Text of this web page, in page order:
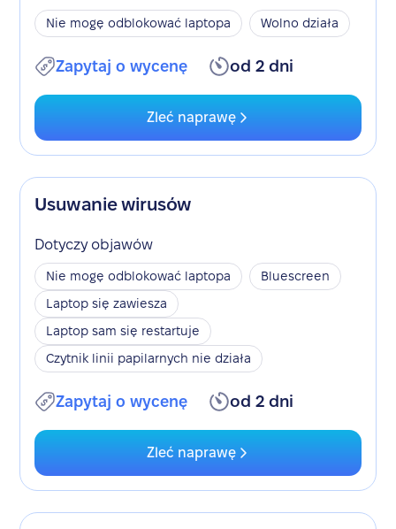
Nie mogę odblokować laptopa Wolno działa
Zapytaj o wycenę od 2 dni
Zleć naprawę
Usuwanie wirusów
Dotyczy objawów
Nie mogę odblokować laptopa
Bluescreen
Laptop się zawiesza
Laptop sam się restartuje
Czytnik linii papilarnych nie działa
Zapytaj o wycenę od 2 dni
Zleć naprawę